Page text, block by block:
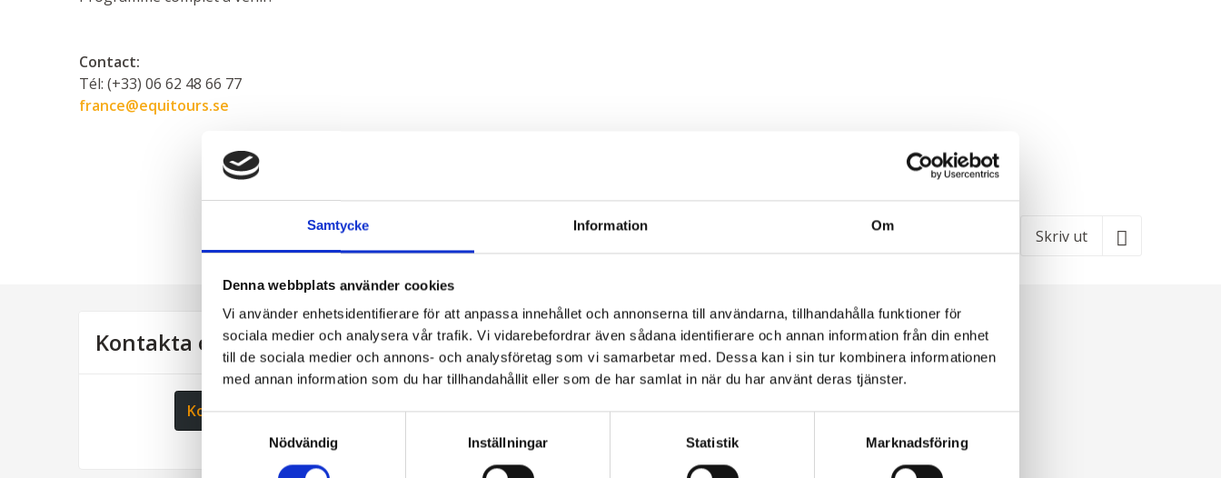
Samtycke Information Om
Denna webbplats använder cookies
Vi använder enhetsidentifierare för att anpassa innehållet och annonserna till användarna, tillhandahålla funktioner för
sociala medier och analysera vår trafik. Vi vidarebefordrar även sådana identifierare och annan information från din enhet
till de sociala medier och annons- och analysföretag som vi samarbetar med. Dessa kan i sin tur kombinera informationen
med annan information som du har tillhandahållit eller som de har samlat in när du har använt deras tjänster.
Samtyckesval
Nödvändig
Inställningar Statistik Marknadsföring
Contact:
Tél: (+33) 06 62 48 66 77
france@equitours.se
Skriv ut
Kontakta oss
Kontaktformulär
Nyhetsbrev